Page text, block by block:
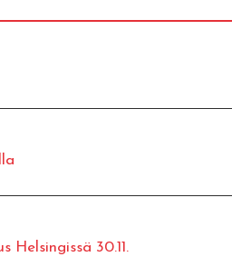
Helsingissä 30.11.